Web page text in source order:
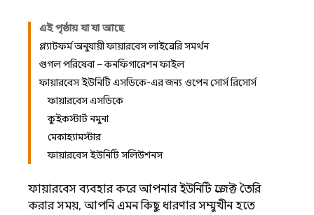
এই পৃষ্ঠায় যা যা আছে
প্ল্যাটফর্ম অনুযায়ী ফায়ারবেস লাইব্রেরি সমর্থন
গুগল পরিষেবা – কনফিগারেশন ফাইল
ফায়ারবেস ইউনিটি এসডিকে-এর জন্য ওপেন সোর্স রিসোর্স
ফায়ারবেস এসডিকে
কুইকস্টার্ট নমুনা
মেকাহ্যামস্টার
ফায়ারবেস ইউনিটি সলিউশনস
ফায়ারবেস ব্যবহার করে আপনার ইউনিটি প্রজেক্ট তৈরি
করার সময়, আপনি এমন কিছু ধারণার সম্মুখীন হতে